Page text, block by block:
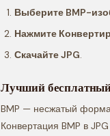
Выберите BMP-
Нажмите
Скачайте JPG.
Лучший бесплатный
BMP — несжатый
Конвертация BMP в